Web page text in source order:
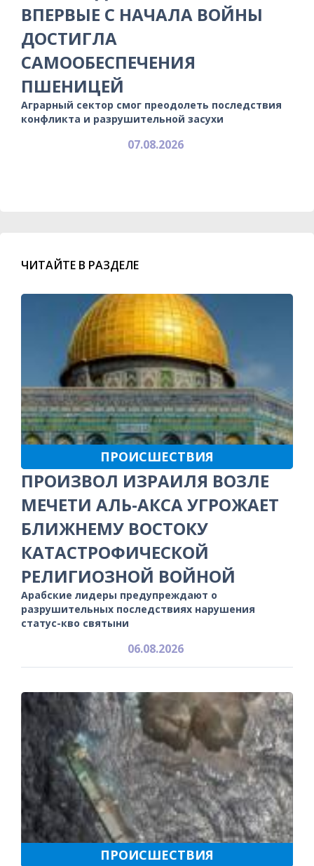
ВПЕРВЫЕ С НАЧАЛА ВОЙНЫ
ДОСТИГЛА
САМООБЕСПЕЧЕНИЯ
ПШЕНИЦЕЙ
Аграрный сектор смог преодолеть последствия
конфликта и разрушительной засухи
07.08.2026
ЧИТАЙТЕ В РАЗДЕЛЕ
ПРОИСШЕСТВИЯ
ПРОИЗВОЛ ИЗРАИЛЯ ВОЗЛЕ
МЕЧЕТИ АЛЬ-АКСА УГРОЖАЕТ
БЛИЖНЕМУ ВОСТОКУ
КАТАСТРОФИЧЕСКОЙ
РЕЛИГИОЗНОЙ ВОЙНОЙ
Арабские лидеры предупреждают о
разрушительных последствиях нарушения
статус-кво святыни
06.08.2026
ПРОИСШЕСТВИЯ